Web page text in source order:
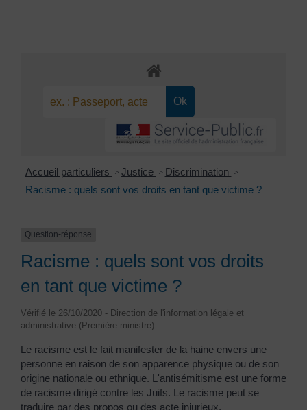
Accueil particuliers > Justice > Discrimination >
Racisme : quels sont vos droits en tant que victime ?
Question-réponse
Racisme : quels sont vos droits
en tant que victime ?
Vérifié le 26/10/2020 - Direction de l'information légale et
administrative (Première ministre)
Le racisme est le fait manifester de la haine envers une
personne en raison de son apparence physique ou de son
origine nationale ou ethnique. L'antisémitisme est une forme
de racisme dirigé contre les Juifs. Le racisme peut se
traduire par des propos ou des acte injurieux,